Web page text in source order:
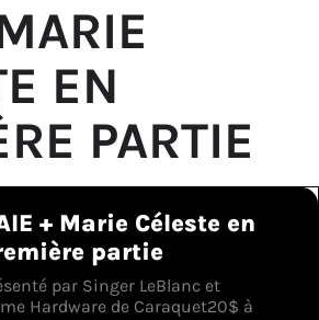
EN
PARTIE
+ Marie Céleste en
partie
par Singer LeBlanc et
Hardware de Caraquet20$ à